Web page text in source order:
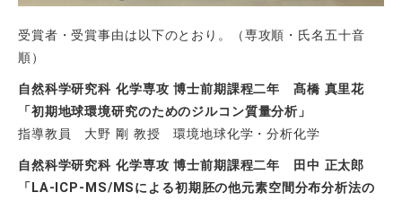
受賞者・受賞事由は以下のとおり。（専攻順・氏名五十音
順）
自然科学研究科 化学専攻 博士前期課程二年 髙橋 真里花
「初期地球環境研究のためのジルコン質量分析」
指導教員 大野 剛 教授 環境地球化学・分析化学
自然科学研究科 化学専攻 博士前期課程二年 田中 正太郎
「LA-ICP-MS/MSによる初期胚の他元素空間分布分析法の